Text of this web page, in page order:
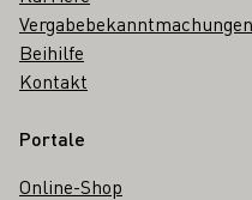
Vergabebekanntmachungen
Beihilfe
Kontakt
Portale
Online-Shop